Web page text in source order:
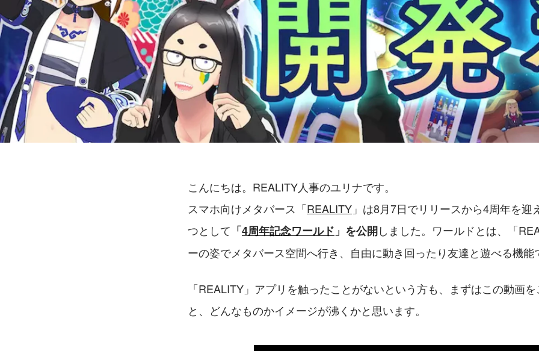
こんにちは。REALITY人事のユリナです。
スマホ向けメタバース「REALITY 」は8月7日でリリースから4周年を迎
つとして 「4周年記念ワールド 」を公開しました。ワールドとは、「
ーの姿でメタバース空間へ行き、自由に動き回ったり友達と遊べる機能
「REALITY」アプリを触ったことがないという方も、まずはこの動画を
と、どんなものかイメージが沸くかと思います。